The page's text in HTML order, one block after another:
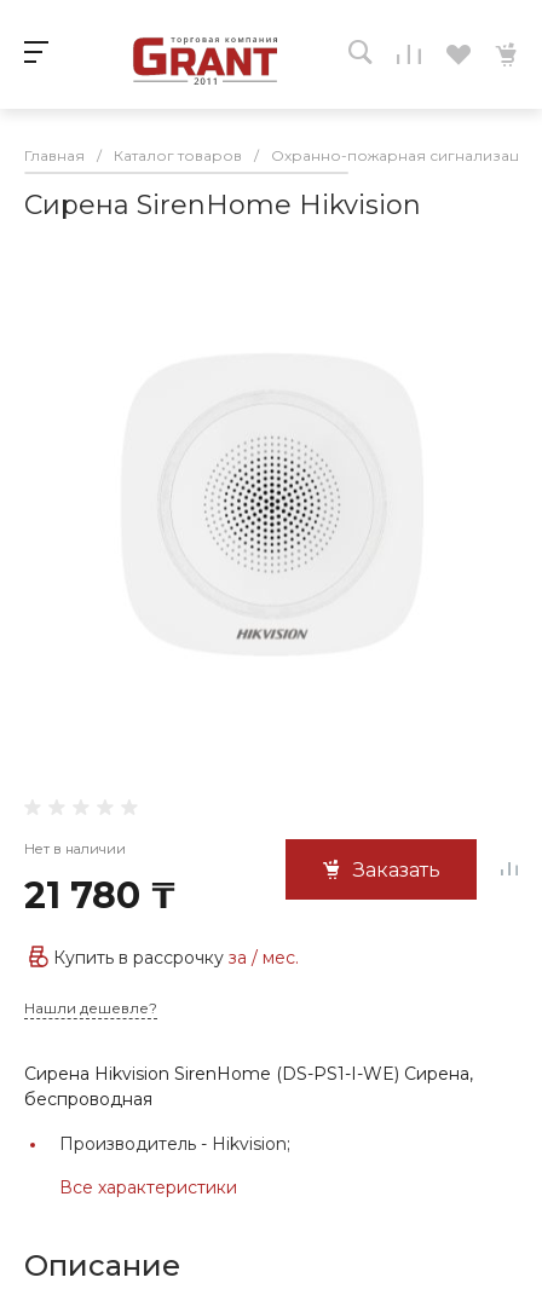
Главная / Каталог товаров / Охранно-пожарная сигнализация
Сирена SirenHome Hikvision
Нет в наличии
21 780 ₸
Заказать
Купить в рассрочку за / мес.
Нашли дешевле?
Сирена Hikvision SirenHome (DS-PS1-I-WE) Сирена,
беспроводная
Производитель - Hikvision;
Все характеристики
Описание